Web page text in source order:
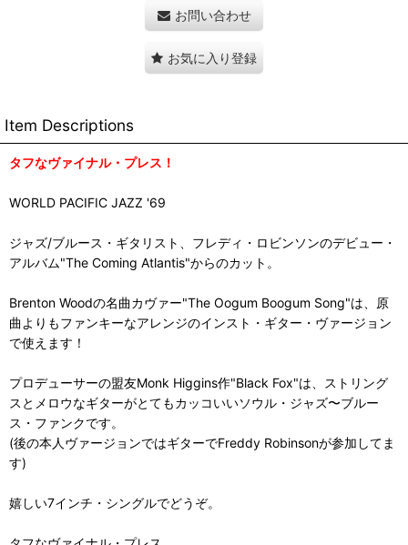
お問い合わせ
お気に入り登録
Item Descriptions
タフなヴァイナル・プレス！
WORLD PACIFIC JAZZ '69
ジャズ/ブルース・ギタリスト、フレディ・ロビンソンのデビュー・
アルバム"The Coming Atlantis"からのカット。
Brenton Woodの名曲カヴァー"The Oogum Boogum Song"は、原
曲よりもファンキーなアレンジのインスト・ギター・ヴァージョン
で使えます！
プロデューサーの盟友Monk Higgins作"Black Fox"は、ストリング
スとメロウなギターがとてもカッコいいソウル・ジャズ〜ブルー
ス・ファンクです。
(後の本人ヴァージョンではギターでFreddy Robinsonが参加してま
す)
嬉しい7インチ・シングルでどうぞ。